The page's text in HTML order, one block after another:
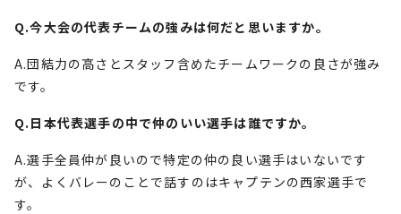
Q.今大会の代表チームの強みは何だと思いますか。
A.団結力の高さとスタッフ含めたチームワークの良さが強み
です。
Q.日本代表選手の中で仲のいい選手は誰ですか。
A.選手全員仲が良いので特定の仲の良い選手はいないです
が、よくバレーのことで話すのはキャプテンの西家選手で
す。